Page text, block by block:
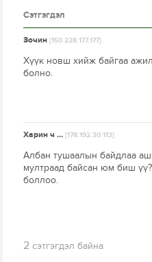
Сэтгэгдэл
Зочин[150.228.177.177]
Хүүк новш хийж байгаа
болно.
Харин ч …[178.192.30.113]
Албан тушаалын байдлаа
мултраад байсан юм биш
боллоо.
2 сэтгэгдэл байна